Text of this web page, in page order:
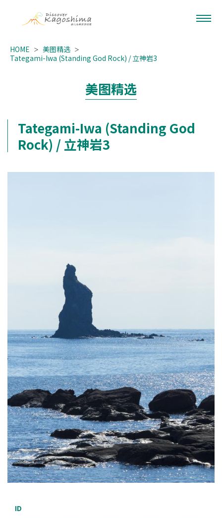
HOME
美图精选
Tategami-Iwa (Standing God Rock) / 立神岩3
美图精选
Tategami-Iwa (Standing God
Rock) / 立神岩3
ID